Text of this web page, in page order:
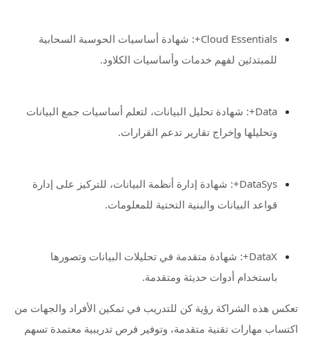
Cloud Essentials+: شهادة أساسيات الحوسبة السحابية
للمبتدئين لفهم خدمات وأساسيات الكلاود.
Data+: شهادة تحليل البيانات، لتعلم أساسيات جمع البيانات
وتحليلها وإخراج تقارير تدعم القرارات.
DataSys+: شهادة إدارة أنظمة البيانات، للتركيز على إدارة
قواعد البيانات والبنية التحتية للمعلومات.
DataX+: شهادة متقدمة في تحليلات البيانات وتصورها
باستخدام أدوات حديثة ومتقدمة.
تعكس هذه الشراكة رؤية كن للتدريب في تمكين الأفراد والجهات من
اكتساب مهارات تقنية متقدمة، وتوفير فرص تدريبية معتمدة تسهم